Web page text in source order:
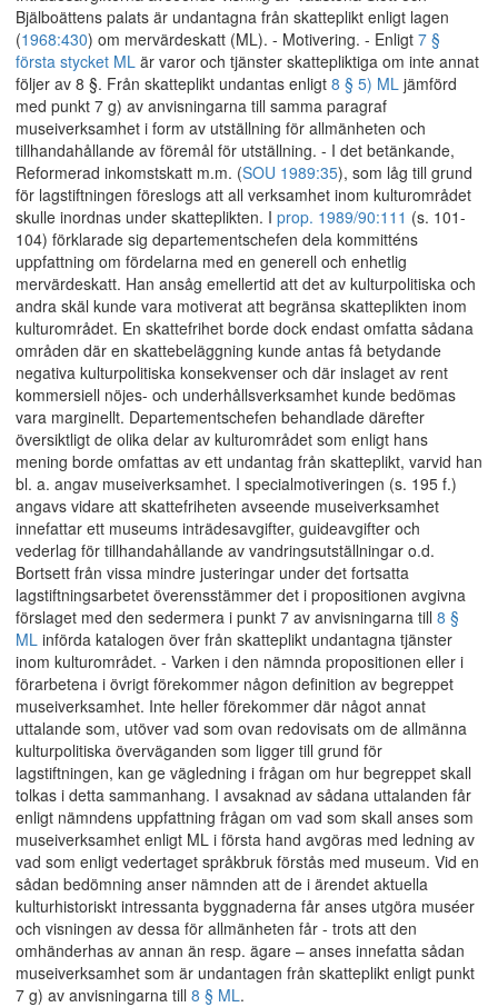
Bjälboättens palats är undantagna från skatteplikt enligt lagen
(1968:430) om mervärdeskatt (ML). - Motivering. - Enligt 7 §
första stycket ML är varor och tjänster skattepliktiga om inte annat
följer av 8 §. Från skatteplikt undantas enligt 8 § 5) ML jämförd
med punkt 7 g) av anvisningarna till samma paragraf
museiverksamhet i form av utställning för allmänheten och
tillhandahållande av föremål för utställning. - I det betänkande,
Reformerad inkomstskatt m.m. (SOU 1989:35), som låg till grund
för lagstiftningen föreslogs att all verksamhet inom kulturområdet
skulle inordnas under skatteplikten. I prop. 1989/90:111 (s. 101-
104) förklarade sig departementschefen dela kommitténs
uppfattning om fördelarna med en generell och enhetlig
mervärdeskatt. Han ansåg emellertid att det av kulturpolitiska och
andra skäl kunde vara motiverat att begränsa skatteplikten inom
kulturområdet. En skattefrihet borde dock endast omfatta sådana
områden där en skattebeläggning kunde antas få betydande
negativa kulturpolitiska konsekvenser och där inslaget av rent
kommersiell nöjes- och underhållsverksamhet kunde bedömas
vara marginellt. Departementschefen behandlade därefter
översiktligt de olika delar av kulturområdet som enligt hans
mening borde omfattas av ett undantag från skatteplikt, varvid han
bl. a. angav museiverksamhet. I specialmotiveringen (s. 195 f.)
angavs vidare att skattefriheten avseende museiverksamhet
innefattar ett museums inträdesavgifter, guideavgifter och
vederlag för tillhandahållande av vandringsutställningar o.d.
Bortsett från vissa mindre justeringar under det fortsatta
lagstiftningsarbetet överensstämmer det i propositionen avgivna
förslaget med den sedermera i punkt 7 av anvisningarna till 8 §
ML införda katalogen över från skatteplikt undantagna tjänster
inom kulturområdet. - Varken i den nämnda propositionen eller i
förarbetena i övrigt förekommer någon definition av begreppet
museiverksamhet. Inte heller förekommer där något annat
uttalande som, utöver vad som ovan redovisats om de allmänna
kulturpolitiska överväganden som ligger till grund för
lagstiftningen, kan ge vägledning i frågan om hur begreppet skall
tolkas i detta sammanhang. I avsaknad av sådana uttalanden får
enligt nämndens uppfattning frågan om vad som skall anses som
museiverksamhet enligt ML i första hand avgöras med ledning av
vad som enligt vedertaget språkbruk förstås med museum. Vid en
sådan bedömning anser nämnden att de i ärendet aktuella
kulturhistoriskt intressanta byggnaderna får anses utgöra muséer
och visningen av dessa för allmänheten får - trots att den
omhänderhas av annan än resp. ägare – anses innefatta sådan
museiverksamhet som är undantagen från skatteplikt enligt punkt
7 g) av anvisningarna till 8 § ML.